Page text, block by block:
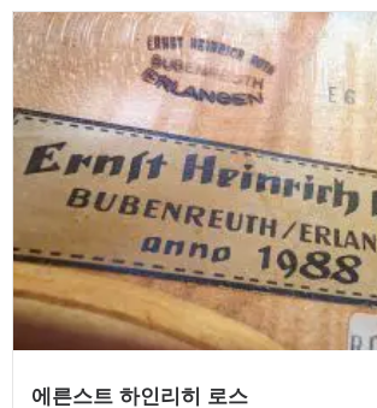
에른스트 하인리히 로스